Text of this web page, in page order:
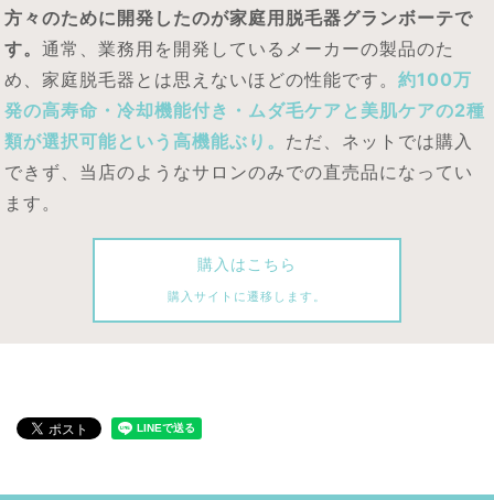
方々のために開発したのが家庭用脱毛器グランボーテで
す。通常、業務用を開発しているメーカーの製品のた
め、家庭脱毛器とは思えないほどの性能です。約100万
発の高寿命・冷却機能付き・ムダ毛ケアと美肌ケアの2種
類が選択可能という高機能ぶり。 ただ、ネットでは購入
できず、当店のようなサロンのみでの直売品になってい
ます。
購入はこちら
購入サイトに遷移します。